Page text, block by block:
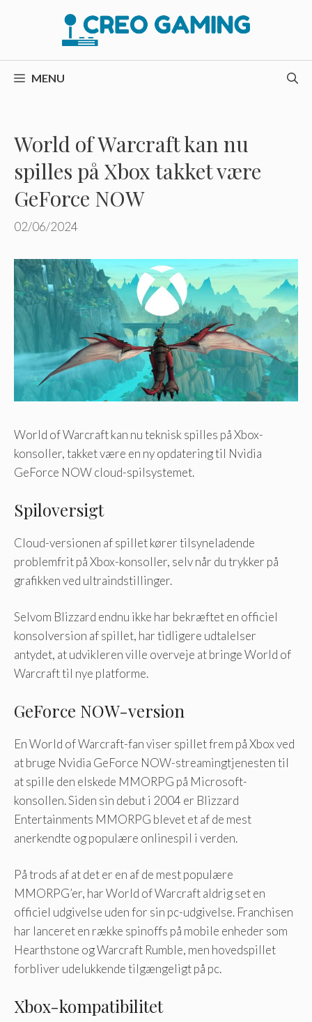
MENU
World of Warcraft kan nu
spilles på Xbox takket være
GeForce NOW
02/06/2024
World of Warcraft kan nu teknisk spilles på Xbox-
konsoller, takket være en ny opdatering til Nvidia
GeForce NOW cloud-spilsystemet.
Spiloversigt
Cloud-versionen af ​​spillet kører tilsyneladende
problemfrit på Xbox-konsoller, selv når du trykker på
grafikken ved ultraindstillinger.
Selvom Blizzard endnu ikke har bekræftet en officiel
konsolversion af spillet, har tidligere udtalelser
antydet, at udvikleren ville overveje at bringe World of
Warcraft til nye platforme.
GeForce NOW-version
En World of Warcraft-fan viser spillet frem på Xbox ved
at bruge Nvidia GeForce NOW-streamingtjenesten til
at spille den elskede MMORPG på Microsoft-
konsollen. Siden sin debut i 2004 er Blizzard
Entertainments MMORPG blevet et af de mest
anerkendte og populære onlinespil i verden.
På trods af at det er en af ​​de mest populære
MMORPG’er, har World of Warcraft aldrig set en
officiel udgivelse uden for sin pc-udgivelse. Franchisen
har lanceret en række spinoffs på mobile enheder som
Hearthstone og Warcraft Rumble, men hovedspillet
forbliver udelukkende tilgængeligt på pc.
Xbox-kompatibilitet